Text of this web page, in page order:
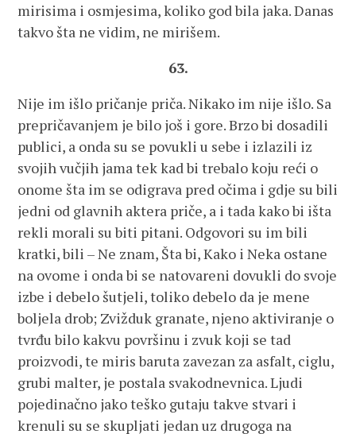
mirisima i osmjesima, koliko god bila jaka. Danas
takvo šta ne vidim, ne mirišem.
63.
Nije im išlo pričanje priča. Nikako im nije išlo. Sa
prepričavanjem je bilo još i gore. Brzo bi dosadili
publici, a onda su se povukli u sebe i izlazili iz
svojih vučjih jama tek kad bi trebalo koju reći o
onome šta im se odigrava pred očima i gdje su bili
jedni od glavnih aktera priče, a i tada kako bi išta
rekli morali su biti pitani. Odgovori su im bili
kratki, bili – Ne znam, Šta bi, Kako i Neka ostane
na ovome i onda bi se natovareni dovukli do svoje
izbe i debelo šutjeli, toliko debelo da je mene
boljela drob; Zvižduk granate, njeno aktiviranje o
tvrđu bilo kakvu površinu i zvuk koji se tad
proizvodi, te miris baruta zavezan za asfalt, ciglu,
grubi malter, je postala svakodnevnica. Ljudi
pojedinačno jako teško gutaju takve stvari i
krenuli su se skupljati jedan uz drugoga na